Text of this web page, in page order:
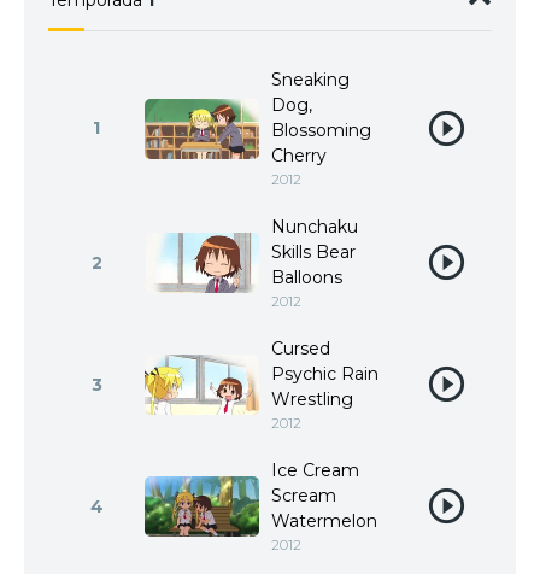
1
Sneaking
Dog,
Blossoming
Cherry
2012
2
Nunchaku
Skills Bear
Balloons
2012
3
Cursed
Psychic Rain
Wrestling
2012
4
Ice Cream
Scream
Watermelon
2012